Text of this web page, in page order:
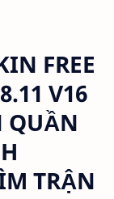
FREE
V16
QUẦN
TRẬN